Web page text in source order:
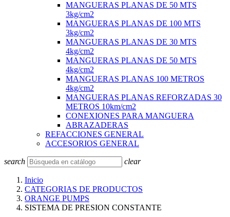
MANGUERAS PLANAS DE 50 MTS
3kg/cm2
MANGUERAS PLANAS DE 100 MTS
3kg/cm2
MANGUERAS PLANAS DE 30 MTS
4kg/cm2
MANGUERAS PLANAS DE 50 MTS
4kg/cm2
MANGUERAS PLANAS 100 METROS
4kg/cm2
MANGUERAS PLANAS REFORZADAS 30
METROS 10km/cm2
CONEXIONES PARA MANGUERA
ABRAZADERAS
REFACCIONES GENERAL
ACCESORIOS GENERAL
search clear
Inicio
CATEGORIAS DE PRODUCTOS
ORANGE PUMPS
SISTEMA DE PRESION CONSTANTE